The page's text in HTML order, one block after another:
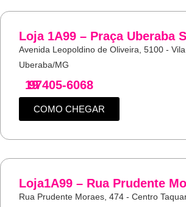
Loja 1A99 – Praça Uberaba
Avenida Leopoldino de Oliveira, 5100 -
Uberaba/MG
19
97405-6068
COMO CHEGAR
Loja1A99 – Rua Prudente
Rua Prudente Moraes, 474 - Centro